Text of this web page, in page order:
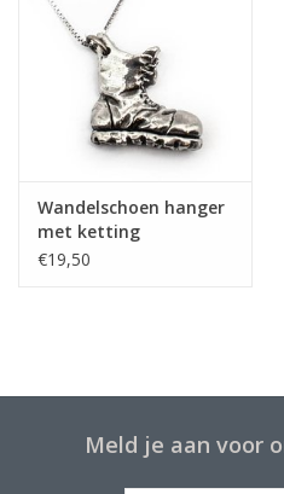
Wandelschoen hanger
met ketting
€19,50
Meld je aan voor